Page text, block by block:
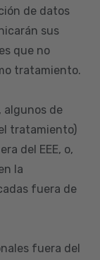
de datos
sus
que no
tratamiento.
algunos de
tratamiento)
del EEE, o,
la
fuera de
fuera del